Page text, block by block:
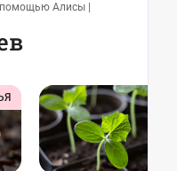
Алисы |